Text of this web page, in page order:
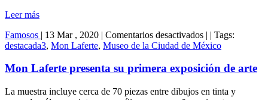
Leer más
Famosos | 13 Mar , 2020 | Comentarios desactivadosen
Mon
presenta
primera
| | Tags:
destacada3, Mon Laferte, Museo de la Ciudad de México
Mon Laferte presenta su primera exposición de arte
La muestra incluye cerca de 70 piezas entre dibujos en tinta y